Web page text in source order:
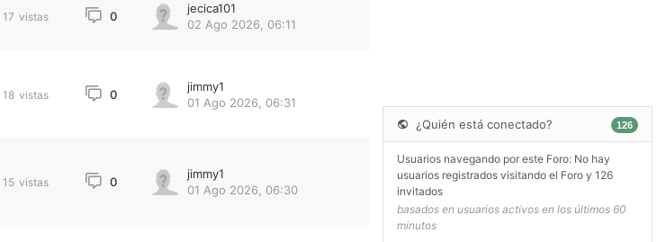
17 vistas 0
jecica101
02 Ago 2026, 06:11
18 vistas 0
jimmy1
01 Ago 2026, 06:31
15 vistas 0
jimmy1
01 Ago 2026, 06:30
¿Quién está conectado? 126
Usuarios navegando por este Foro: No hay
usuarios registrados visitando el Foro y 126
invitados
basados en usuarios activos en los últimos 60
minutos